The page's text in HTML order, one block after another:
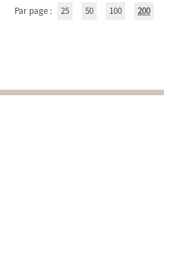
Par page : 25 50 100 200